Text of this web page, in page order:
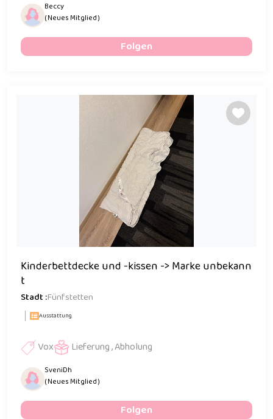
Beccy
( Neues Mitglied )
Folgen
Kinderbettdecke und -kissen -> Marke unbekann
t
Stadt :Fünfstetten
Ausstattung
Vox Lieferung , Abholung
SveniDh
( Neues Mitglied )
Folgen